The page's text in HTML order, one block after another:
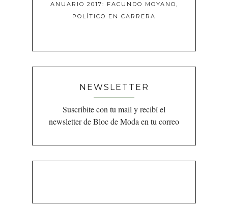
ANUARIO 2017: FACUNDO MOYANO,
POLÍTICO EN CARRERA
NEWSLETTER
Suscribite con tu mail y recibí el
newsletter de Bloc de Moda en tu correo